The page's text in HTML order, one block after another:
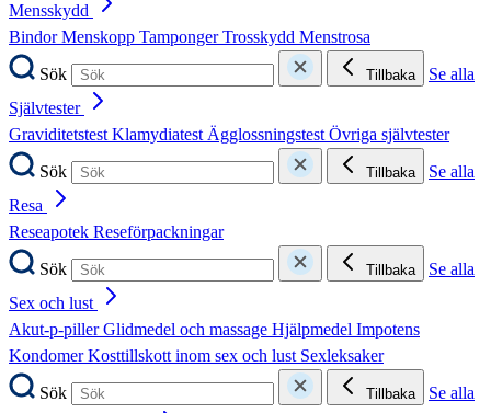
Mensskydd
BindorMenskopp TampongerTrosskydd Menstrosa
Sök
Tillbaka
Se alla
Självtester
GraviditetstestKlamydiatestÄgglossningstestÖvriga självtester
Sök
Tillbaka
Se alla
Resa
Reseapotek Reseförpackningar
Sök
Tillbaka
Se alla
Sex och lust
Akut-p-pillerGlidmedel och massage Hjälpmedel Impotens
KondomerKosttillskott inom sex och lust Sexleksaker
Sök
Tillbaka
Se alla